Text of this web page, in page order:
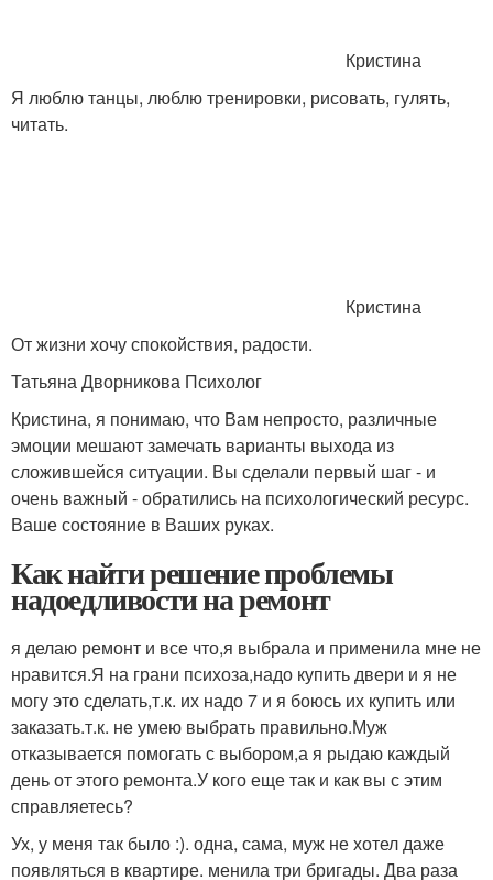
Кристина
Я люблю танцы, люблю тренировки, рисовать, гулять,
читать.
Кристина
От жизни хочу спокойствия, радости.
Татьяна Дворникова Психолог
Кристина, я понимаю, что Вам непросто, различные
эмоции мешают замечать варианты выхода из
сложившейся ситуации. Вы сделали первый шаг - и
очень важный - обратились на психологический ресурс.
Ваше состояние в Ваших руках.
Как найти решение проблемы
надоедливости на ремонт
я делаю ремонт и все что,я выбрала и применила мне не
нравится.Я на грани психоза,надо купить двери и я не
могу это сделать,т.к. их надо 7 и я боюсь их купить или
заказать.т.к. не умею выбрать правильно.Муж
отказывается помогать с выбором,а я рыдаю каждый
день от этого ремонта.У кого еще так и как вы с этим
справляетесь?
Ух, у меня так было :). одна, сама, муж не хотел даже
появляться в квартире. менила три бригады. Два раза